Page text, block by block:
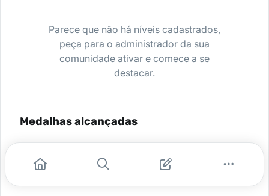
Parece que não há níveis cadastrados,
peça para o administrador da sua
comunidade ativar e comece a se
destacar.
Medalhas alcançadas
Nenhuma medalha encontrada